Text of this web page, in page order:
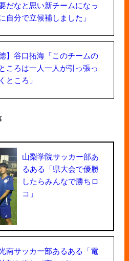
だなと思い新チームになっ
自分で立候補しました」
徳】谷口拓海「このチームの
ころは一人一人が引っ張っ
ところ」
山梨学院サッカー部あ
るある「県大会で優勝
したらみんなで勝ちロ
コ」
南サッカー部あるある「電